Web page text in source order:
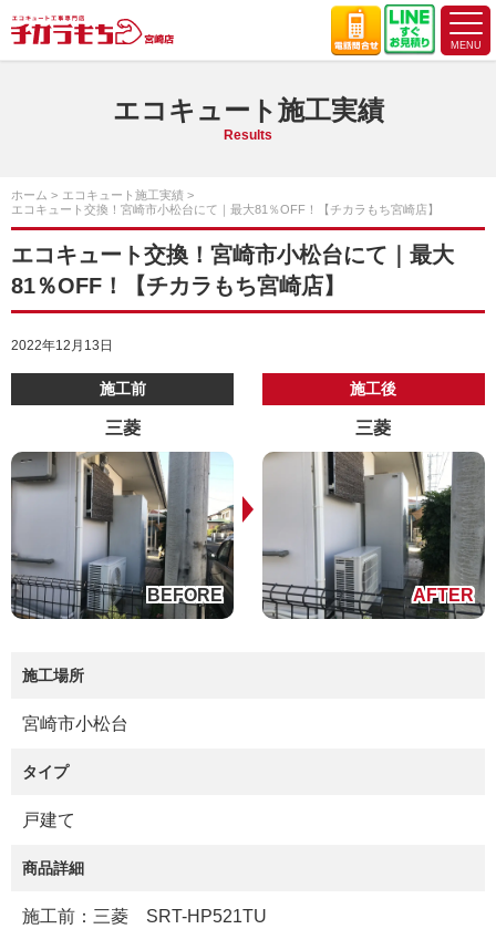
エコキュート施工実績
Results
ホーム
エコキュート施工実績
エコキュート交換！宮崎市小松台にて｜最大81％OFF！【チカラもち宮崎店】
エコキュート交換！宮崎市小松台にて｜最大
81％OFF！【チカラもち宮崎店】
2022年12月13日
施工前
三菱
施工後
三菱
施工場所
宮崎市小松台
タイプ
戸建て
商品詳細
施工前：三菱 SRT-HP521TU